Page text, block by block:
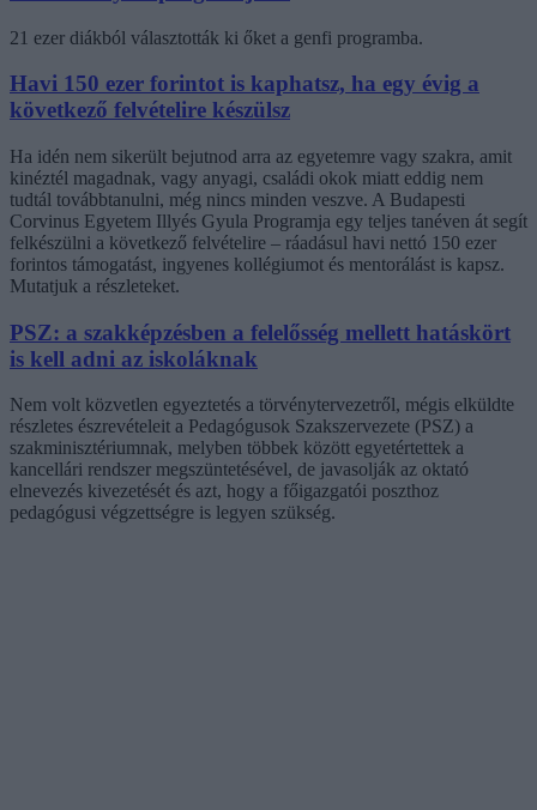
21 ezer diákból választották ki őket a genfi programba.
Havi 150 ezer forintot is kaphatsz, ha egy évig a
következő felvételire készülsz
Ha idén nem sikerült bejutnod arra az egyetemre vagy szakra, amit
kinéztél magadnak, vagy anyagi, családi okok miatt eddig nem
tudtál továbbtanulni, még nincs minden veszve. A Budapesti
Corvinus Egyetem Illyés Gyula Programja egy teljes tanéven át segít
felkészülni a következő felvételire – ráadásul havi nettó 150 ezer
forintos támogatást, ingyenes kollégiumot és mentorálást is kapsz.
Mutatjuk a részleteket.
PSZ: a szakképzésben a felelősség mellett hatáskört
is kell adni az iskoláknak
Nem volt közvetlen egyeztetés a törvénytervezetről, mégis elküldte
részletes észrevételeit a Pedagógusok Szakszervezete (PSZ) a
szakminisztériumnak, melyben többek között egyetértettek a
kancellári rendszer megszüntetésével, de javasolják az oktató
elnevezés kivezetését és azt, hogy a főigazgatói poszthoz
pedagógusi végzettségre is legyen szükség.